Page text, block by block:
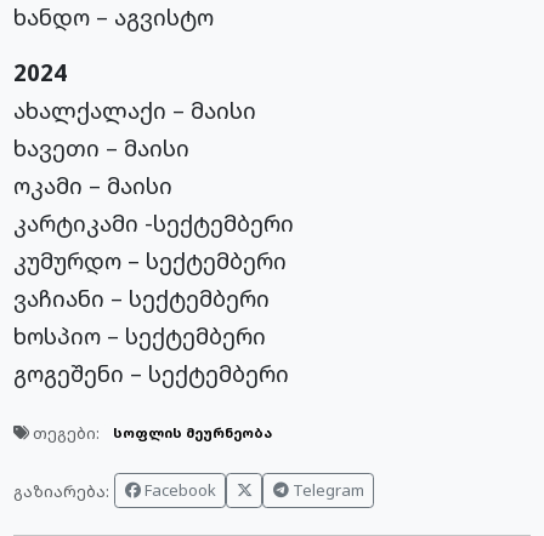
ხანდო – აგვისტო
2024
ახალქალაქი – მაისი
ხავეთი – მაისი
ოკამი – მაისი
კარტიკამი -სექტემბერი
კუმურდო – სექტემბერი
ვაჩიანი – სექტემბერი
ხოსპიო – სექტემბერი
გოგეშენი – სექტემბერი
თეგები: სოფლის მეურნეობა
გაზიარება: Facebook Telegram